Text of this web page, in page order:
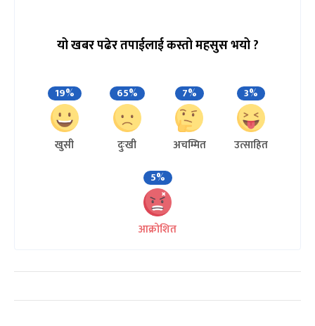
यो खबर पढेर तपाईलाई कस्तो महसुस भयो ?
19%
खुसी
65%
दुःखी
7%
अचम्मित
3%
उत्साहित
5%
आक्रोशित